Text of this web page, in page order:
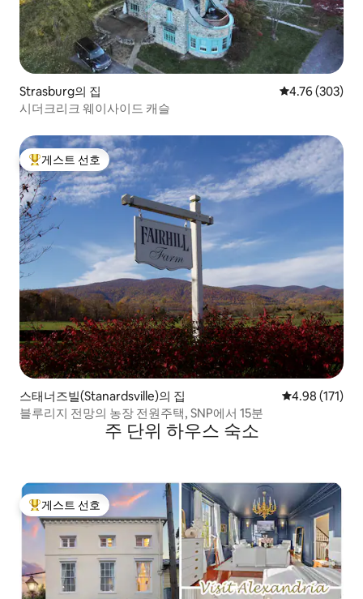
Strasburg의 집 평점 4.76점(5
4.76 (303)
시더크리크 웨이사이드 캐슬
상위 게스트 선호
게스트 선호
스태너즈빌(Stanardsville)의 집 평점 4.98점(5
4.98 (171)
블루리지 전망의 농장 전원주택, SNP에서 15분
주 단위 하우스 숙소
상위 게스트 선호
게스트 선호